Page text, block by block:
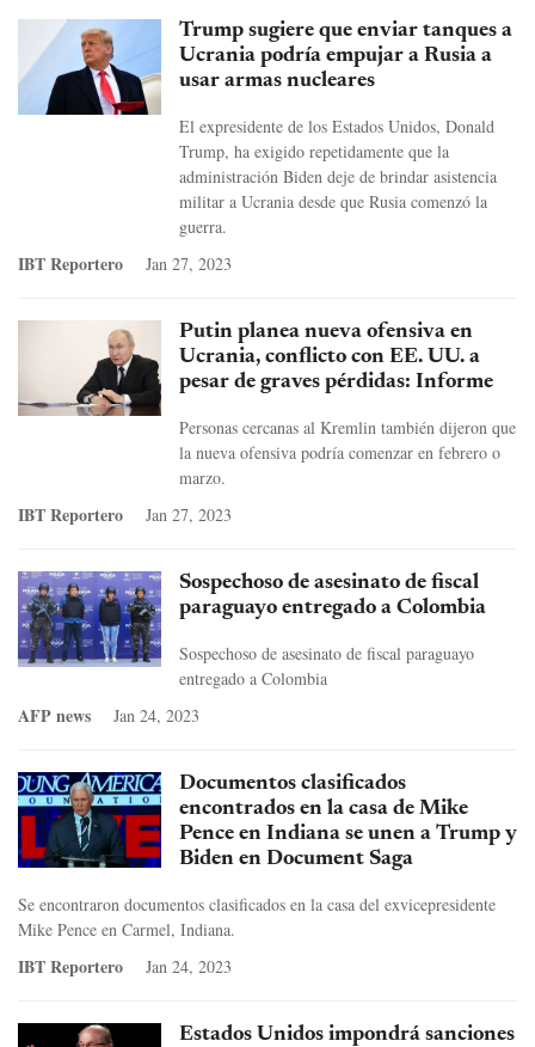
Trump sugiere que enviar tanques a
Ucrania podría empujar a Rusia a
usar armas nucleares
El expresidente de los Estados Unidos, Donald
Trump, ha exigido repetidamente que la
administración Biden deje de brindar asistencia
militar a Ucrania desde que Rusia comenzó la
guerra.
IBT Reportero Jan 27, 2023
Putin planea nueva ofensiva en
Ucrania, conflicto con EE. UU. a
pesar de graves pérdidas: Informe
Personas cercanas al Kremlin también dijeron que
la nueva ofensiva podría comenzar en febrero o
marzo.
IBT Reportero Jan 27, 2023
Sospechoso de asesinato de fiscal
paraguayo entregado a Colombia
Sospechoso de asesinato de fiscal paraguayo
entregado a Colombia
AFP news Jan 24, 2023
Documentos clasificados
encontrados en la casa de Mike
Pence en Indiana se unen a Trump y
Biden en Document Saga
Se encontraron documentos clasificados en la casa del exvicepresidente
Mike Pence en Carmel, Indiana.
IBT Reportero Jan 24, 2023
Estados Unidos impondrá sanciones